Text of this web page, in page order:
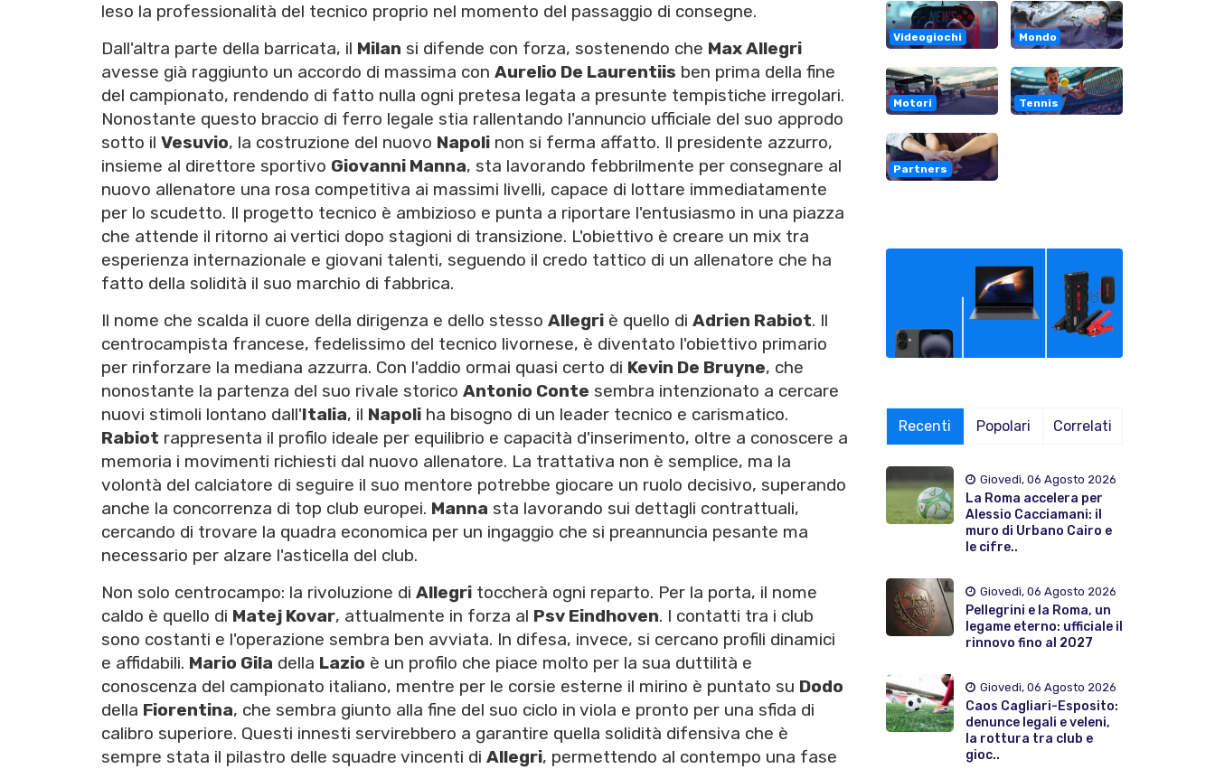
leso la professionalità del tecnico proprio nel momento del passaggio di consegne.
Dall'altra parte della barricata, il Milan si difende con forza, sostenendo che Max Allegri
avesse già raggiunto un accordo di massima con Aurelio De Laurentiis ben prima della fine
del campionato, rendendo di fatto nulla ogni pretesa legata a presunte tempistiche irregolari.
Nonostante questo braccio di ferro legale stia rallentando l'annuncio ufficiale del suo approdo
sotto il Vesuvio, la costruzione del nuovo Napoli non si ferma affatto. Il presidente azzurro,
insieme al direttore sportivo Giovanni Manna, sta lavorando febbrilmente per consegnare al
nuovo allenatore una rosa competitiva ai massimi livelli, capace di lottare immediatamente
per lo scudetto. Il progetto tecnico è ambizioso e punta a riportare l'entusiasmo in una piazza
che attende il ritorno ai vertici dopo stagioni di transizione. L'obiettivo è creare un mix tra
esperienza internazionale e giovani talenti, seguendo il credo tattico di un allenatore che ha
fatto della solidità il suo marchio di fabbrica.
Il nome che scalda il cuore della dirigenza e dello stesso Allegri è quello di Adrien Rabiot. Il
centrocampista francese, fedelissimo del tecnico livornese, è diventato l'obiettivo primario
per rinforzare la mediana azzurra. Con l'addio ormai quasi certo di Kevin De Bruyne, che
nonostante la partenza del suo rivale storico Antonio Conte sembra intenzionato a cercare
nuovi stimoli lontano dall'Italia, il Napoli ha bisogno di un leader tecnico e carismatico.
Rabiot rappresenta il profilo ideale per equilibrio e capacità d'inserimento, oltre a conoscere a
memoria i movimenti richiesti dal nuovo allenatore. La trattativa non è semplice, ma la
volontà del calciatore di seguire il suo mentore potrebbe giocare un ruolo decisivo, superando
anche la concorrenza di top club europei. Manna sta lavorando sui dettagli contrattuali,
cercando di trovare la quadra economica per un ingaggio che si preannuncia pesante ma
necessario per alzare l'asticella del club.
Non solo centrocampo: la rivoluzione di Allegri toccherà ogni reparto. Per la porta, il nome
caldo è quello di Matej Kovar, attualmente in forza al Psv Eindhoven. I contatti tra i club
sono costanti e l'operazione sembra ben avviata. In difesa, invece, si cercano profili dinamici
e affidabili. Mario Gila della Lazio è un profilo che piace molto per la sua duttilità e
conoscenza del campionato italiano, mentre per le corsie esterne il mirino è puntato su Dodo
della Fiorentina, che sembra giunto alla fine del suo ciclo in viola e pronto per una sfida di
calibro superiore. Questi innesti servirebbero a garantire quella solidità difensiva che è
sempre stata il pilastro delle squadre vincenti di Allegri, permettendo al contempo una fase
Videogiochi Mondo
Motori Tennis
Partners
Recenti Popolari Correlati
Giovedì, 06 Agosto 2026
La Roma accelera per
Alessio Cacciamani: il
muro di Urbano Cairo e
le cifre..
Giovedì, 06 Agosto 2026
Pellegrini e la Roma, un
legame eterno: ufficiale il
rinnovo fino al 2027
Giovedì, 06 Agosto 2026
Caos Cagliari-Esposito:
denunce legali e veleni,
la rottura tra club e
gioc..